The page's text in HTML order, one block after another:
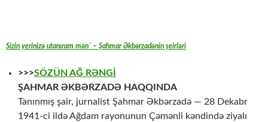
Sizin yerinizə utanıram mən` – Şahmar Əkbərzadənin şeirləri
>>>SÖZÜN AĞ RƏNGİ
ŞAHMAR ƏKBƏRZADƏ HAQQINDA
Tanınmış şair, jurnalist Şahmar Əkbərzadə — 28 Dekabr
1941-ci ildə Ağdam rayonunun Çəmənli kəndində ziyalı